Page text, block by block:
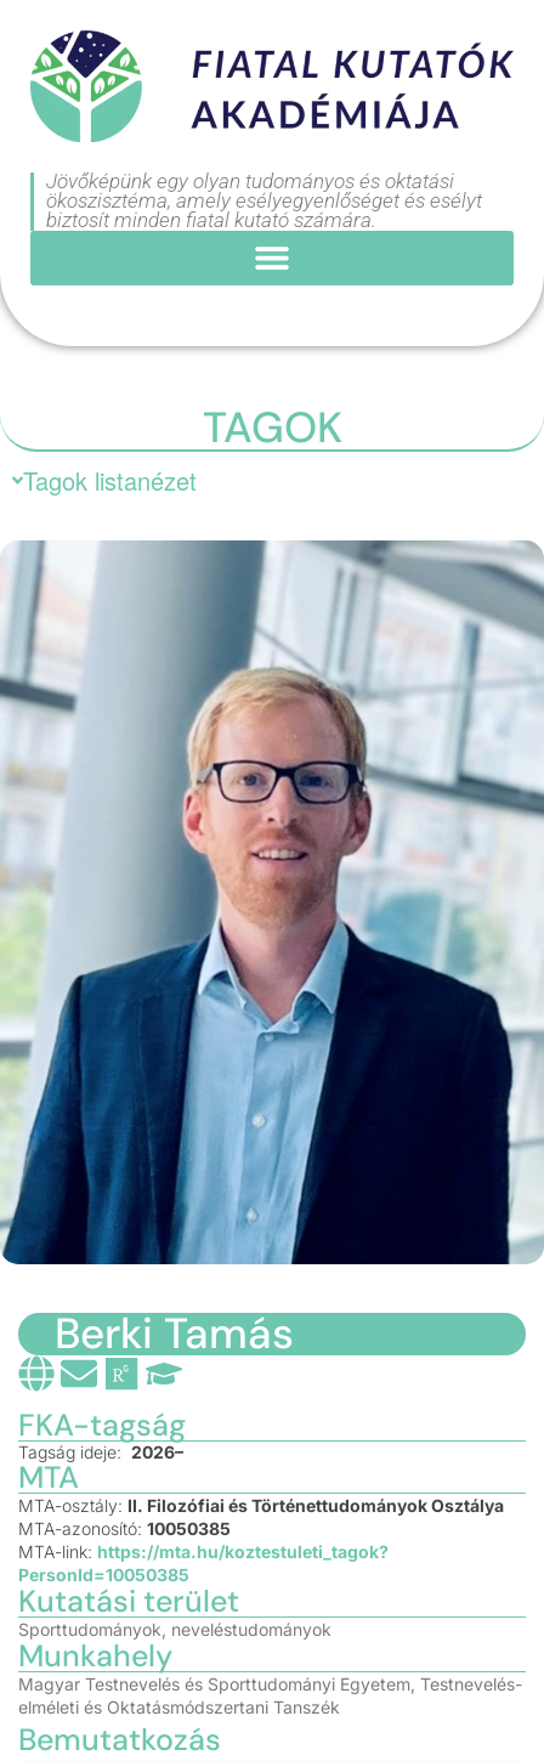
Jövőképünk egy olyan tudományos és oktatási
ökoszisztéma, amely esélyegyenlőséget és esélyt
biztosít minden fiatal kutató számára.
TAGOK
Tagok listanézet
Berki Tamás
FKA-tagság
Tagság ideje: 2026–
MTA
MTA-osztály: II. Filozófiai és Történettudományok Osztálya
MTA-azonosító: 10050385
MTA-link: https://mta.hu/koztestuleti_tagok?
PersonId=10050385
Kutatási terület
Sporttudományok, neveléstudományok
Munkahely
Magyar Testnevelés és Sporttudományi Egyetem, Testnevelés-
elméleti és Oktatásmódszertani Tanszék
Bemutatkozás